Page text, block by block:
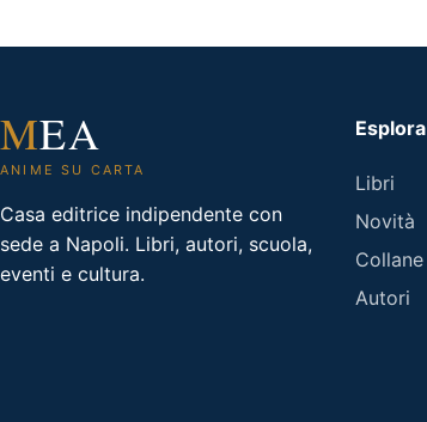
MEA
ANIME SU CARTA
Casa editrice indipendente con
sede a Napoli. Libri, autori, scuola,
eventi e cultura.
Esplora
Libri
Novità
Collane
Autori